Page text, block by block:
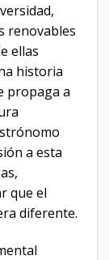
renovables
ellas
historia
propaga a
a esta
que el
diferente.